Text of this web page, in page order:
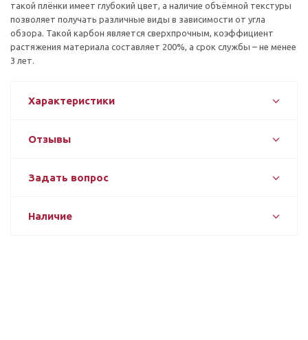
такой плёнки имеет глубокий цвет, а наличие объёмной текстуры
позволяет получать различные виды в зависимости от угла
обзора. Такой карбон является сверхпрочным, коэффициент
растяжения материала составляет 200%, а срок службы – не менее
3 лет.
Характеристики
Отзывы
Задать вопрос
Наличие